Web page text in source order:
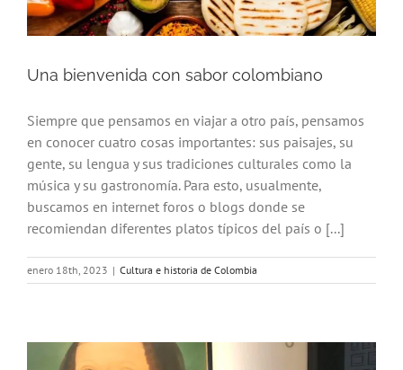
Una bienvenida con sabor colombiano
Siempre que pensamos en viajar a otro país, pensamos
en conocer cuatro cosas importantes: sus paisajes, su
gente, su lengua y sus tradiciones culturales como la
música y su gastronomía. Para esto, usualmente,
buscamos en internet foros o blogs donde se
recomiendan diferentes platos típicos del país o [...]
enero 18th, 2023 | Cultura e historia de Colombia